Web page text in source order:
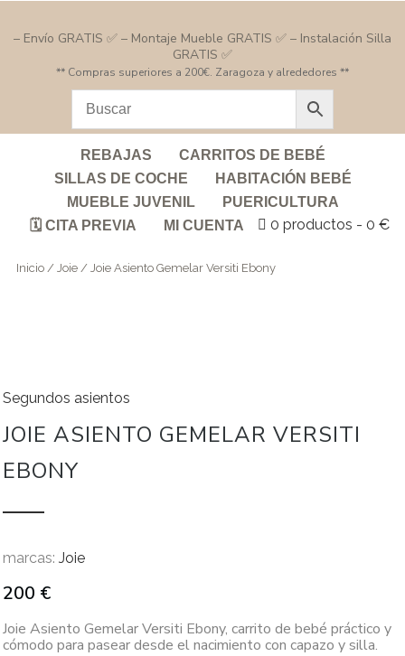
– Envío GRATIS ✅ – Montaje Mueble GRATIS ✅ – Instalación Silla
GRATIS ✅
** Compras superiores a 200€. Zaragoza y alrededores **
REBAJAS
CARRITOS DE BEBÉ
SILLAS DE COCHE
HABITACIÓN BEBÉ
MUEBLE JUVENIL
PUERICULTURA
🗓️ CITA PREVIA
MI CUENTA 0 productos 0 €
Inicio / Joie / Joie Asiento Gemelar Versiti Ebony
Segundos asientos
JOIE ASIENTO GEMELAR VERSITI
EBONY
marcas: Joie
200 €
Joie Asiento Gemelar Versiti Ebony, carrito de bebé práctico y
cómodo para pasear desde el nacimiento con capazo y silla.